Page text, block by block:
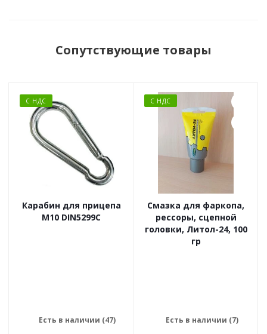
Сопутствующие товары
С НДС
Карабин для прицепа
М10 DIN5299C
Есть в наличии (47)
С НДС
Смазка для фаркопа,
рессоры, сцепной
головки, Литол-24, 100
гр
Есть в наличии (7)